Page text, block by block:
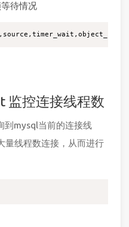
待情况
监控连接线程数
到mysql当前的连接线
量线程数连接，从而进行